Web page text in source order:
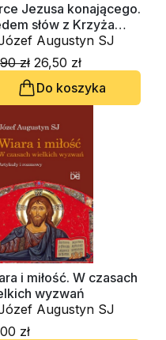
Jezusa konającego.
słów z Krzyża
MP3-audiobook)
o. Józef Augustyn SJ
zł 26,50 zł
Do koszyka
i miłość. W czasach
wyzwań
o. Józef Augustyn SJ
zł